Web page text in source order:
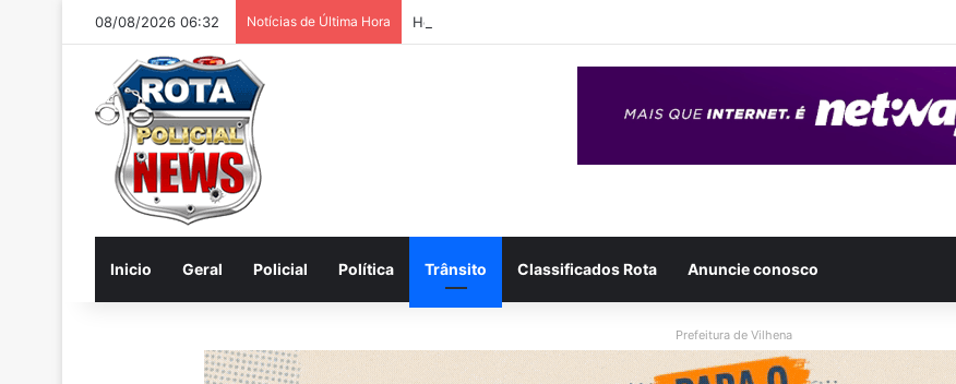
08/08/2026 06:32 Notícias de Última Hora Homem é preso após ser flagrado repassando porção de maconha a garoto de
Inicio Geral Policial Política Trânsito Classificados Rota Anuncie conosco
Prefeitura de Vilhena